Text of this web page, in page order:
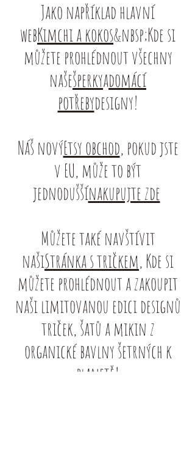
Jako například hlavní
webKimchi a kokos&nbsp;Kde si
můžete prohlédnout všechny
našešperkyadomácí
potřebydesigny!
Náš novýEtsy obchod, pokud jste
v EU, může to být
jednoduššínakupujte zde
Můžete také navštívit
našiStránka s tričkem, Kde si
můžete prohlédnout a zakoupit
naši limitovanou edici designů
triček, šatů a mikin z
organické bavlny šetrných k
planetě!